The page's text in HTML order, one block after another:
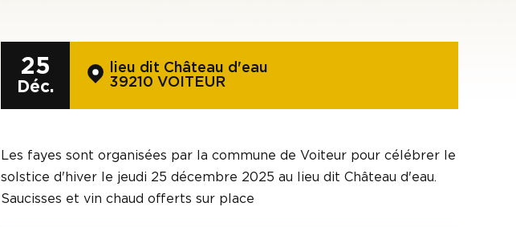
25
Déc.
lieu dit Château d'eau
39210 VOITEUR
Les fayes sont organisées par la commune de Voiteur pour célébrer le
solstice d'hiver le jeudi 25 décembre 2025 au lieu dit Château d'eau.
Saucisses et vin chaud offerts sur place